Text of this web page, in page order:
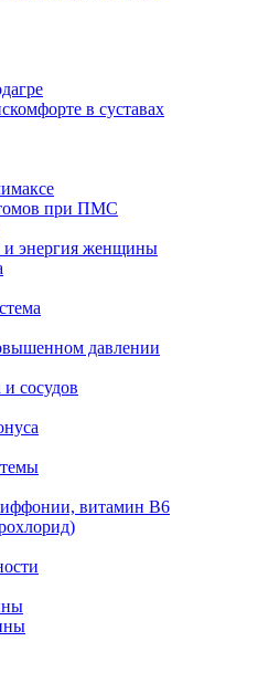
в суставах
при ПМС
энергия женщины
давлении
сосудов
витамин В6